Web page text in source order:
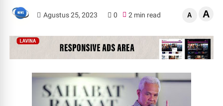
Agustus 25, 2023 0 2 min read A A